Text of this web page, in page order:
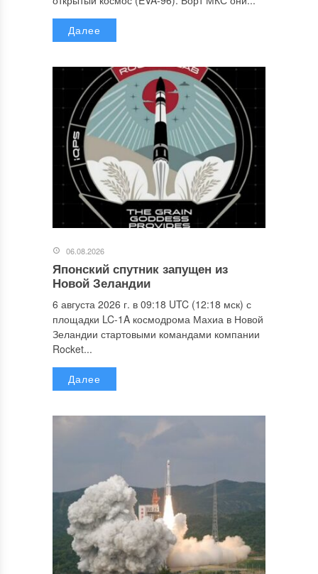
Далее
06.08.2026
Японский спутник запущен из
Новой Зеландии
6 августа 2026 г. в 09:18 UTC (12:18 мск) с
площадки LC-1A космодрома Махиа в Новой
Зеландии стартовыми командами компании
Rocket...
Далее